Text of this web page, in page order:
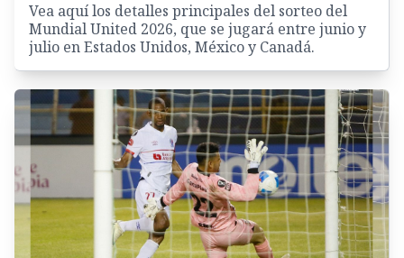
Vea aquí los detalles principales del sorteo del
Mundial United 2026, que se jugará entre junio y
julio en Estados Unidos, México y Canadá.